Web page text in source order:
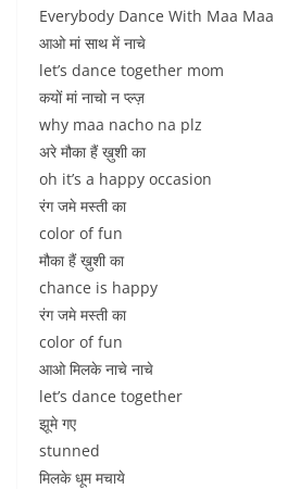
Everybody Dance With Maa Maa
आओ मां साथ में नाचे
let’s dance together mom
कयों मां नाचो न प्ल्ज़
why maa nacho na plz
अरे मौका हैं ख़ुशी का
oh it’s a happy occasion
रंग जमे मस्ती का
color of fun
मौका हैं ख़ुशी का
chance is happy
रंग जमे मस्ती का
color of fun
आओ मिलके नाचे नाचे
let’s dance together
झूमे गए
stunned
मिलके धूम मचाये